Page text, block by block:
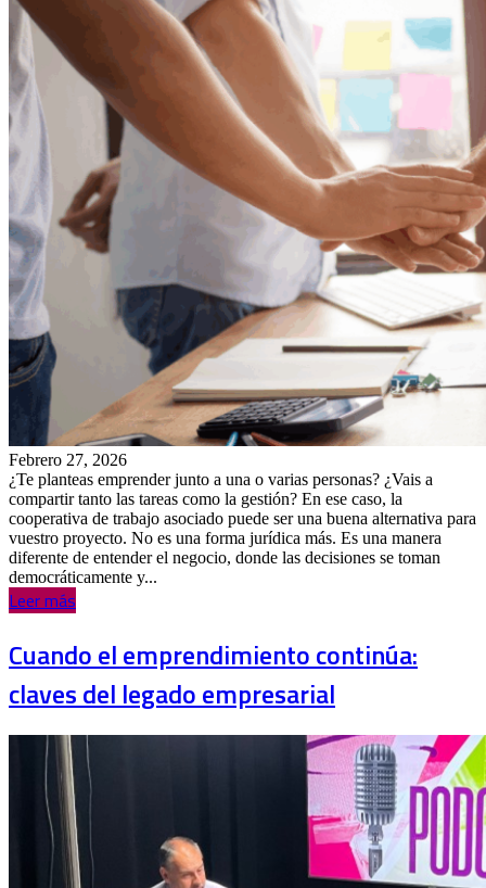
Febrero 27, 2026
¿Te planteas emprender junto a una o varias personas? ¿Vais a
compartir tanto las tareas como la gestión? En ese caso, la
cooperativa de trabajo asociado puede ser una buena alternativa para
vuestro proyecto. No es una forma jurídica más. Es una manera
diferente de entender el negocio, donde las decisiones se toman
democráticamente y...
Leer más
Cuando el emprendimiento continúa:
claves del legado empresarial